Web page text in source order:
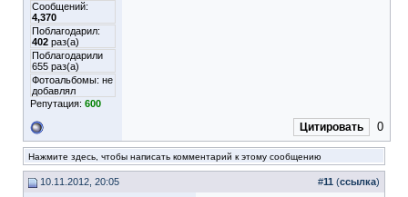
Сообщений:
4,370
Поблагодарил:
402 раз(а)
Поблагодарили
655 раз(а)
Фотоальбомы: не
добавлял
Репутация: 600
Цитировать 0
Нажмите здесь, чтобы написать комментарий к этому сообщению
10.11.2012, 20:05 #11 (ссылка)